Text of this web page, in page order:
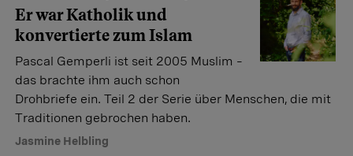
Er war Katholik und
konvertierte zum Islam
Pascal Gemperli ist seit 2005 Muslim –
das brachte ihm auch schon
Drohbriefe ein. Teil 2 der Serie über Menschen, die mit
Traditionen gebrochen haben.
Jasmine Helbling